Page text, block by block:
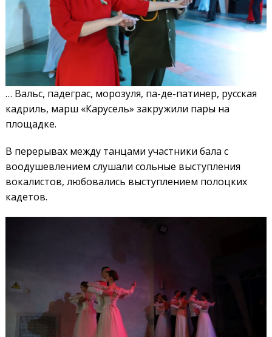
… Вальс, падеграс, морозуля, па-де-патинер, русская
кадриль, марш «Карусель» закружили пары на
площадке.
В перерывах между танцами участники бала с
воодушевлением слушали сольные выступления
вокалистов, любовались выступлением полоцких
кадетов.